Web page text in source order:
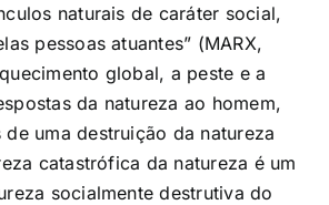
naturais de caráter social,
pessoas atuantes” (MARX,
global, a peste e a
da natureza ao homem,
uma destruição da natureza
catastrófica da natureza é um
socialmente destrutiva do